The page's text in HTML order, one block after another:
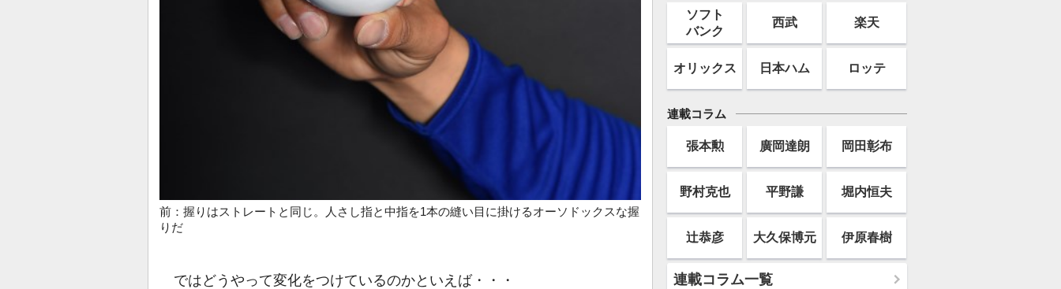
前：握りはストレートと同じ。人さし指と中指を1本の縫い目に掛けるオーソドックスな握
りだ
ではどうやって変化をつけているのかといえば・・・
ソフト
バンク
西武 楽天
オリックス 日本ハム ロッテ
連載コラム
張本勲 廣岡達朗 岡田彰布
野村克也 平野謙 堀内恒夫
辻恭彦 大久保博元 伊原春樹
連載コラム一覧